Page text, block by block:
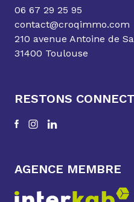
06 67 29 25 95
contact@croqimmo.com
210 avenue Antoine de
31400 Toulouse
RESTONS
AGENCE MEMBRE